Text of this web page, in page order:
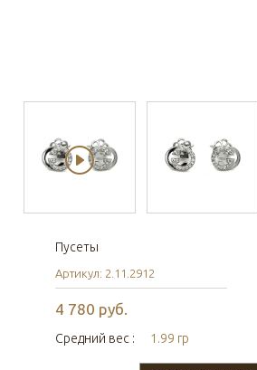
Пусеты
Артикул: 2.11.2912
4 780 руб.
Средний вес : 1.99 гр